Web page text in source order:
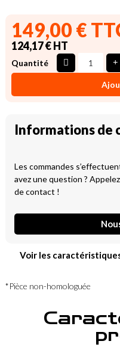
149,00 €
124,17 € HT
Quantité
Informations de
Les commandes
avez une question ?
de contact !
Voir les
*Pièce non-homologuée